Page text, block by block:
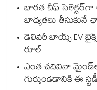
భారత చీఫ్ సెలెక్టర్⁬గా
బాధ్యతలు తీసుకునే
డెలివరీ బాయ్స్ EV
రూల్
ఎంత చదివినా
గుర్తుండడానికి ఈ